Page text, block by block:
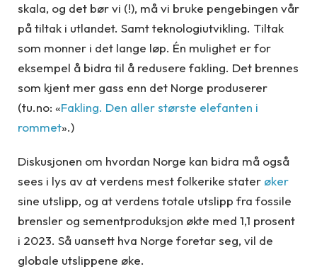
skala, og det bør vi (!), må vi bruke pengebingen vår
på tiltak i utlandet. Samt teknologiutvikling. Tiltak
som monner i det lange løp. Én mulighet er for
eksempel å bidra til å redusere fakling. Det brennes
som kjent mer gass enn det Norge produserer
(tu.no: «Fakling. Den aller største elefanten i
rommet».)
Diskusjonen om hvordan Norge kan bidra må også
sees i lys av at verdens mest folkerike stater øker
sine utslipp, og at verdens totale utslipp fra fossile
brensler og sementproduksjon økte med 1,1 prosent
i 2023. Så uansett hva Norge foretar seg, vil de
globale utslippene øke.